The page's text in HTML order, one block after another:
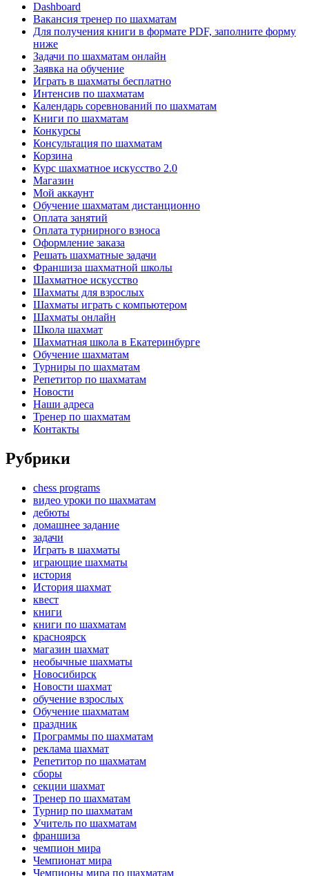
Dashboard
Вакансия тренер по шахматам
Для получения книги в формате PDF, заполните форму
ниже
Задачи по шахматам онлайн
Заявка на обучение
Играть в шахматы бесплатно
Интенсив по шахматам
Календарь соревнований по шахматам
Книги по шахматам
Конкурсы
Консультация по шахматам
Корзина
Курс шахматное искусство 2.0
Магазин
Мой аккаунт
Обучение шахматам дистанционно
Оплата занятий
Оплата турнирного взноса
Оформление заказа
Решать шахматные задачи
Франшиза шахматной школы
Шахматное искусство
Шахматы для взрослых
Шахматы играть с компьютером
Шахматы онлайн
Школа шахмат
Шахматная школа в Екатеринбурге
Обучение шахматам
Турниры по шахматам
Репетитор по шахматам
Новости
Наши адреса
Тренер по шахматам
Контакты
Рубрики
chess programs
видео уроки по шахматам
дебюты
домашнее задание
задачи
Играть в шахматы
играющие шахматы
история
История шахмат
квест
книги
книги по шахматам
красноярск
магазин шахмат
необычные шахматы
Новосибирск
Новости шахмат
обучение взрослых
Обучение шахматам
праздник
Программы по шахматам
реклама шахмат
Репетитор по шахматам
сборы
секции шахмат
Тренер по шахматам
Турнир по шахматам
Учитель по шахматам
франшиза
чемпион мира
Чемпионат мира
Чемпионы мира по шахматам